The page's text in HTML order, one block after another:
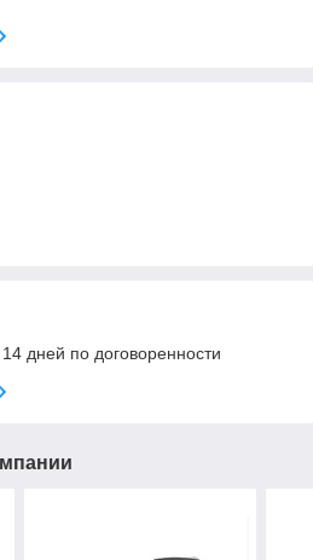
дней по договоренности